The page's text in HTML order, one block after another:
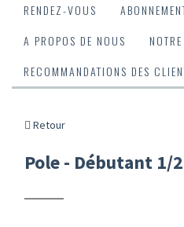
RENDEZ-VOUS
A PROPOS DE NOUS
RECOMMANDATIONS DES
Retour
Pole - Débutant 1/2